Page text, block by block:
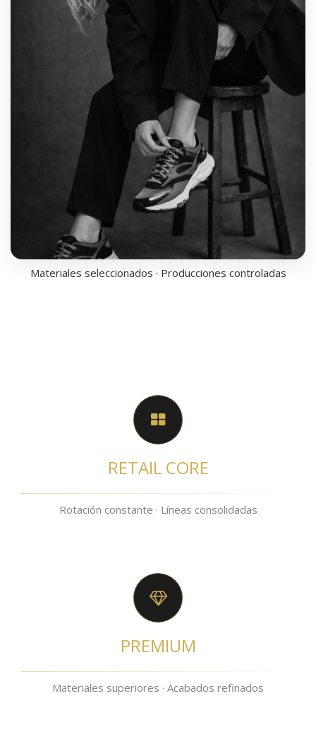
Materiales seleccionados · Producciones controladas
RETAIL CORE
Rotación constante · Líneas consolidadas
PREMIUM
Materiales superiores · Acabados refinados